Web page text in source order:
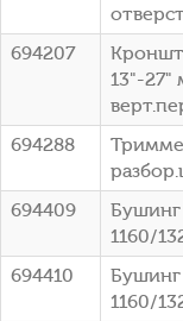
694207
13"-27"
694288
694409
Бушинг
1160/
694410
Бушинг
1160/